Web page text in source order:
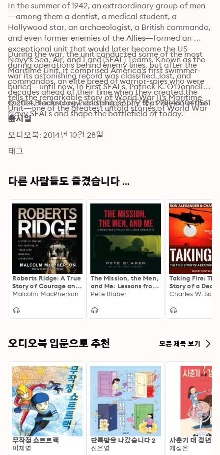
In the summer of 1942, an extraordinary group of men
—among them a dentist, a medical student, a
Hollywood star, an archaeologist, a British commando,
and even former enemies of the Allies—formed an
exceptional unit that would later become the US
Navy's Sea, Air, and Land (SEAL) Teams. Known as the
Maritime Unit, it comprised America's first swimmer-
commandos, an elite breed of warrior-spies who were
decades ahead of their time when they created the
tactics, technology, and philosophy that live on in the
Navy SEALs and shape the battlefield of today.
During the war, the unit conducted some of the most
daring operations behind enemy lines, but after the
war its astonishing record was classified, lost, and
buried—until now. In First SEALs, Patrick K. O'Donnell
tells the remarkable story of World War II's Maritime
Unit—one of the greatest untold stories of World War
II.
© 2014 Blackstone Publishing (오디오북): 9781483040561
출시일
오디오북: 2014년 10월 28일
태그
다른 사람들도 즐겼습니다 ...
Roberts Ridge: A True
Story of Courage and
Sacrifice on Takur
Afghanistan
Malcolm MacPherson
The Mission, the Men,
and Me: Lessons from
a Former Delta Force
Pete Blaber
Taking Fire: The
Story of a
Chopper Pilot
오디오북 입문으로 추천 모든 제목 보기
무작정 쇼트트랙
이재영
단톡방을 나갔습니다 2
신은영
사춘기 대 갱년기
제성은